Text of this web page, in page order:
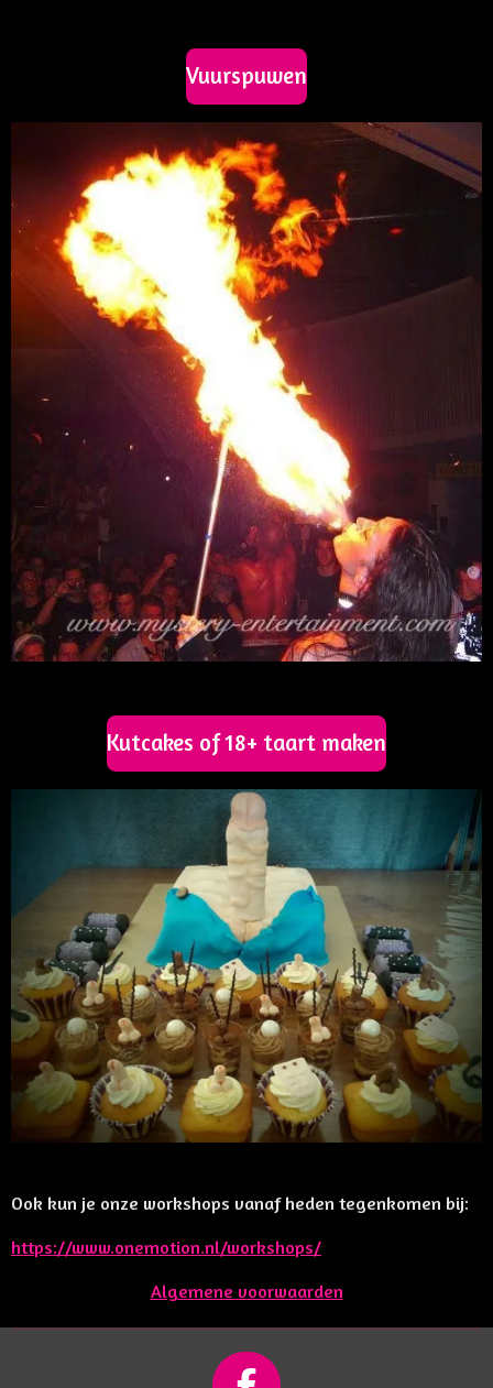
Vuurspuwen
Kutcakes of 18+ taart maken
Ook kun je onze workshops vanaf heden tegenkomen bij:
https://www.onemotion.nl/workshops/
Algemene voorwaarden